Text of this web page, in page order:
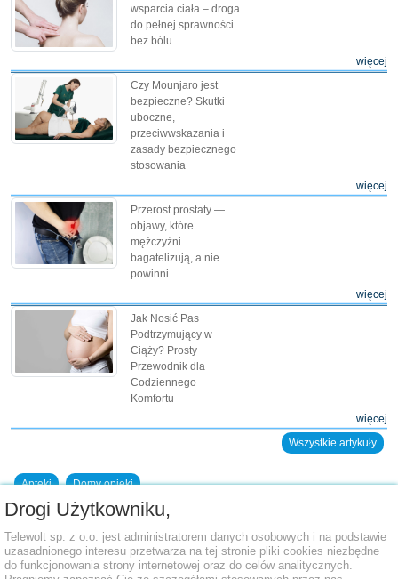
wsparcia ciała – droga
do pełnej sprawności
bez bólu
więcej
Czy Mounjaro jest
bezpieczne? Skutki
uboczne,
przeciwwskazania i
zasady bezpiecznego
stosowania
więcej
Przerost prostaty —
objawy, które
mężczyźni
bagatelizują, a nie
powinni
więcej
Jak Nosić Pas
Podtrzymujący w
Ciąży? Prosty
Przewodnik dla
Codziennego
Komfortu
więcej
Wszystkie artykuły
Apteki Domy opieki
Dodaj placówkę do bazy
Drogi Użytkowniku,
Telewolt sp. z o.o. jest administratorem danych osobowych i na podstawie
uzasadnionego interesu przetwarza na tej stronie pliki cookies niezbędne
do funkcjonowania strony internetowej oraz do celów analitycznych.